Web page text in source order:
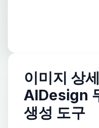
이미지 상
AIDesign
생성 도구